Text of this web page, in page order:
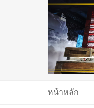
หน้าหลัก